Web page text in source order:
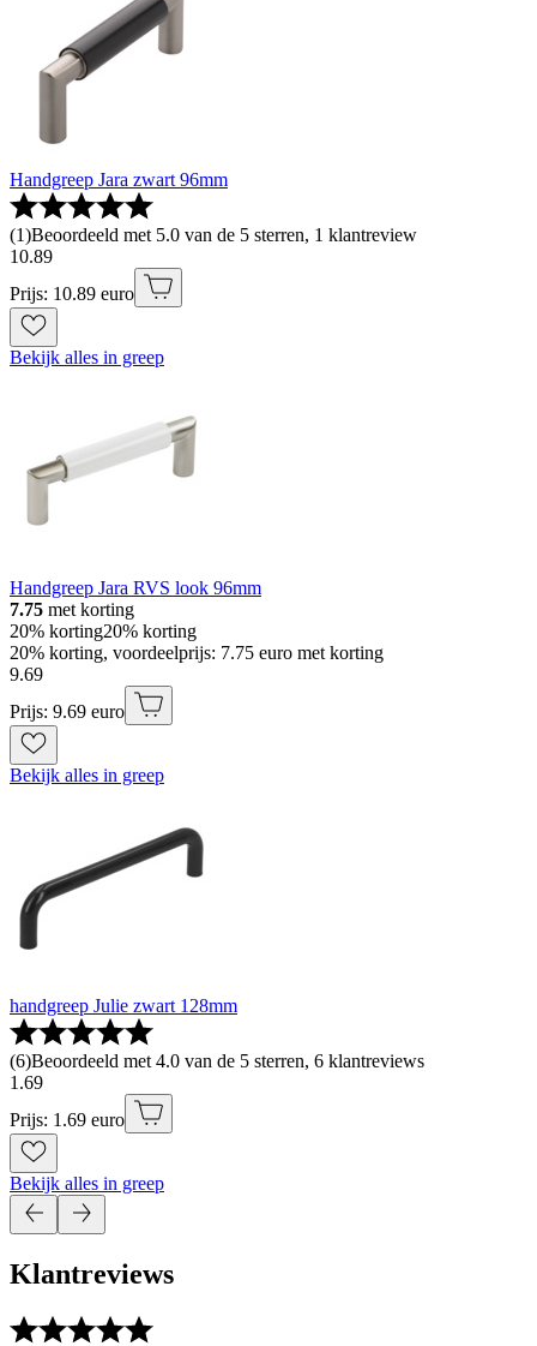
Handgreep Jara zwart 96mm
(1)Beoordeeld met 5.0 van de 5 sterren, 1 klantreview
10.89
Prijs: 10.89 euro
Bekijk alles in greep
Handgreep Jara RVS look 96mm
7.75 met korting
20% korting20% korting
20% korting, voordeelprijs: 7.75 euro met korting
9.69
Prijs: 9.69 euro
Bekijk alles in greep
handgreep Julie zwart 128mm
(6)Beoordeeld met 4.0 van de 5 sterren, 6 klantreviews
1 .69
Prijs: 1.69 euro
Bekijk alles in greep
Klantreviews